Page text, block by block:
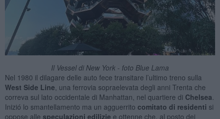
Il Vessel di New York - foto Blue Lama
Nel 1980 il dilagare delle auto fece transitare l’ultimo treno sulla
West Side Line, una ferrovia sopraelevata degli anni Trenta che
correva sul lato occidentale di Manhattan, nel quartiere di Chelsea.
Inizió lo smantellamento ma un agguerrito comitato di residenti si
oppose alle speculazioni edilizie e ottenne che, al posto dei